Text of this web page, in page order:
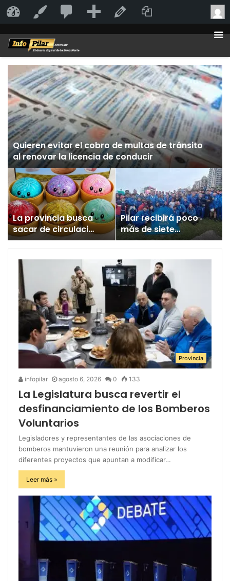
Quieren evitar el cobro de multas de tránsito
al renovar la licencia de conducir
La provincia busca
sacar de circulación
un juguete
«altamente tóxico»
Pilar recibirá poco
más de siete
millones para los
Juegos
Bonaerenses
Provincia
infopilar agosto 6, 2026 0 133
La Legislatura busca revertir el
desfinanciamiento de los Bomberos
Voluntarios
Legisladores y representantes de las asociaciones de
bomberos mantuvieron una reunión para analizar los
diferentes proyectos que apuntan a modificar…
Leer más »
InfoPilar Personalizar
moderación
Añadir Duplicate